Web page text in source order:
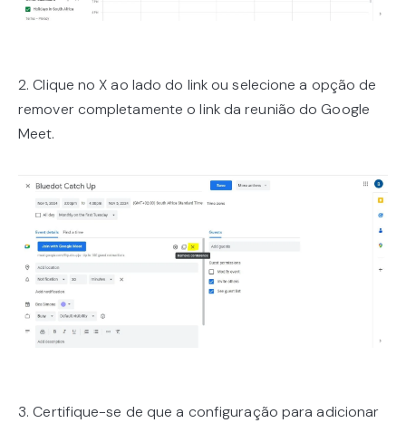
2. Clique no X ao lado do link ou selecione a opção de
remover completamente o link da reunião do Google
Meet.
3. Certifique-se de que a configuração para adicionar